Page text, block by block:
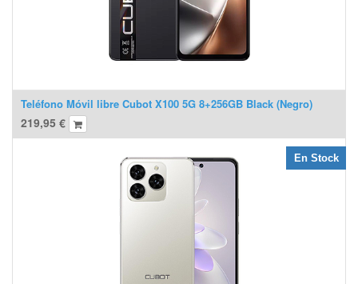
Teléfono Móvil libre Cubot X100 5G 8+256GB Black (Negro)
219,95 €
En Stock